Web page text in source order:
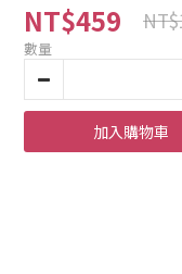
NT$459
數量
加入購物車